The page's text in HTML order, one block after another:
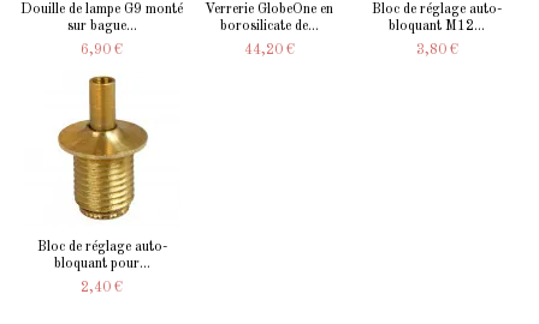
Douille de lampe G9 monté
sur bague...
6,90 €
Verrerie GlobeOne en
borosilicate de...
44,20 €
Bloc de réglage auto-
bloquant M12...
3,80 €
Bloc de réglage auto-
bloquant pour...
2,40 €